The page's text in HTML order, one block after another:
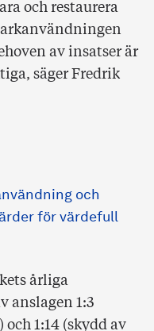
och restaurera
av insatser är
säger Fredrik
och
för värdefull
årliga
anslagen 1:3
1:14 (skydd av